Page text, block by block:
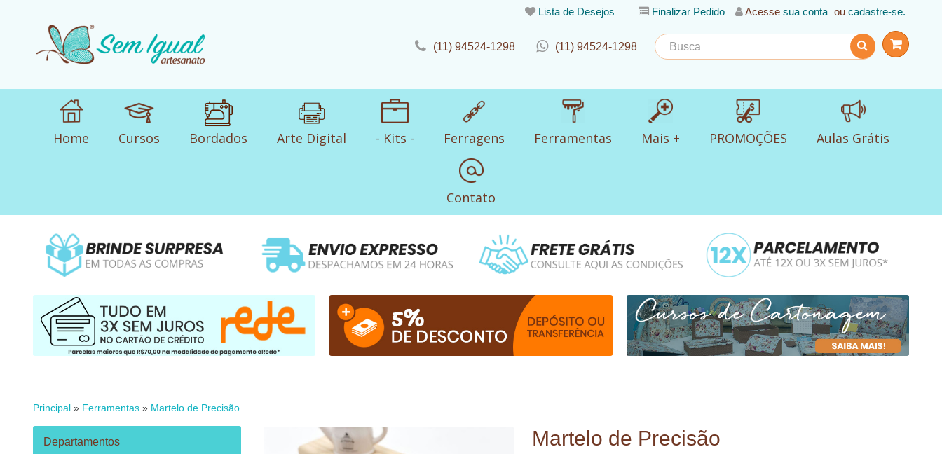
Lista de Desejos Finalizar Pedido Acesse sua conta ou cadastre-se.
(11) 94524-1298 (11) 94524-1298
Home Cursos Bordados Arte Digital - Kits - Ferragens Ferramentas Mais + PROMOÇÕES Aulas Grátis
Contato
Principal » Ferramentas » Martelo de Precisão
Departamentos Martelo de Precisão